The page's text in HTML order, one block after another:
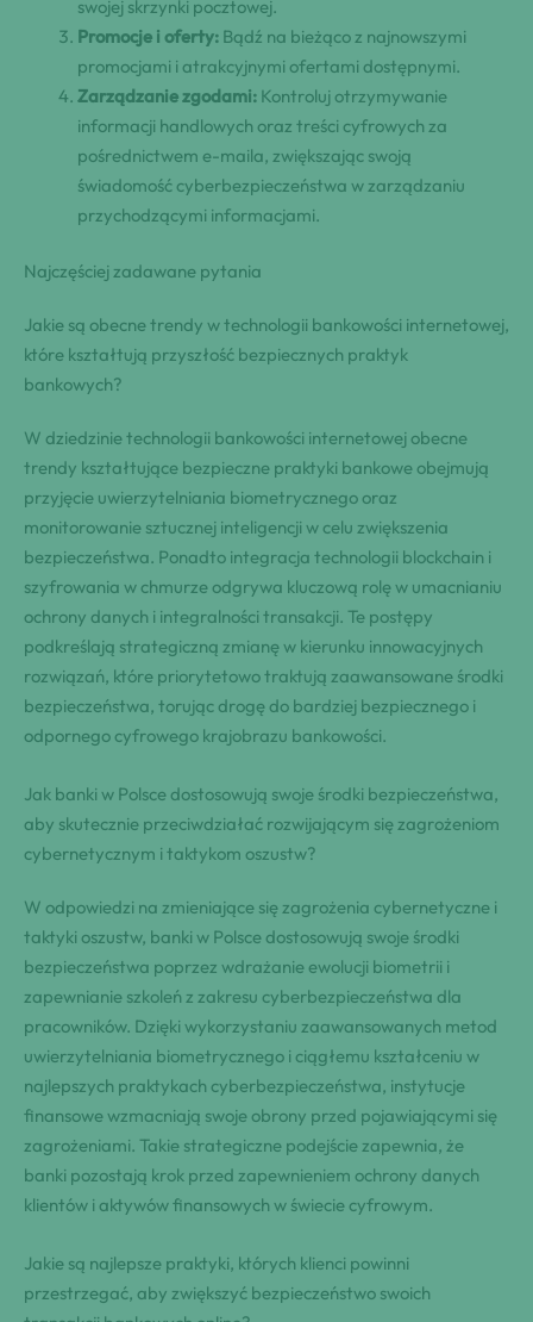
swojej skrzynki pocztowej.
Promocje i oferty: Bądź na bieżąco z najnowszymi
promocjami i atrakcyjnymi ofertami dostępnymi.
Zarządzanie zgodami: Kontroluj otrzymywanie
informacji handlowych oraz treści cyfrowych za
pośrednictwem e-maila, zwiększając swoją
świadomość cyberbezpieczeństwa w zarządzaniu
przychodzącymi informacjami.
Najczęściej zadawane pytania
Jakie są obecne trendy w technologii bankowości internetowej,
które kształtują przyszłość bezpiecznych praktyk
bankowych?
W dziedzinie technologii bankowości internetowej obecne
trendy kształtujące bezpieczne praktyki bankowe obejmują
przyjęcie uwierzytelniania biometrycznego oraz
monitorowanie sztucznej inteligencji w celu zwiększenia
bezpieczeństwa. Ponadto integracja technologii blockchain i
szyfrowania w chmurze odgrywa kluczową rolę w umacnianiu
ochrony danych i integralności transakcji. Te postępy
podkreślają strategiczną zmianę w kierunku innowacyjnych
rozwiązań, które priorytetowo traktują zaawansowane środki
bezpieczeństwa, torując drogę do bardziej bezpiecznego i
odpornego cyfrowego krajobrazu bankowości.
Jak banki w Polsce dostosowują swoje środki bezpieczeństwa,
aby skutecznie przeciwdziałać rozwijającym się zagrożeniom
cybernetycznym i taktykom oszustw?
W odpowiedzi na zmieniające się zagrożenia cybernetyczne i
taktyki oszustw, banki w Polsce dostosowują swoje środki
bezpieczeństwa poprzez wdrażanie ewolucji biometrii i
zapewnianie szkoleń z zakresu cyberbezpieczeństwa dla
pracowników. Dzięki wykorzystaniu zaawansowanych metod
uwierzytelniania biometrycznego i ciągłemu kształceniu w
najlepszych praktykach cyberbezpieczeństwa, instytucje
finansowe wzmacniają swoje obrony przed pojawiającymi się
zagrożeniami. Takie strategiczne podejście zapewnia, że
banki pozostają krok przed zapewnieniem ochrony danych
klientów i aktywów finansowych w świecie cyfrowym.
Jakie są najlepsze praktyki, których klienci powinni
przestrzegać, aby zwiększyć bezpieczeństwo swoich